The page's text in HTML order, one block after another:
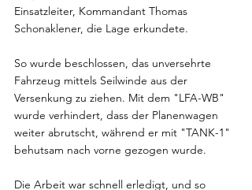
Einsatzleiter, Kommandant Thomas
Schonaklener, die Lage erkundete.
So wurde beschlossen, das unversehrte
Fahrzeug mittels Seilwinde aus der
Versenkung zu ziehen. Mit dem "LFA-WB"
wurde verhindert, dass der Planenwagen
weiter abrutscht, während er mit "TANK-1"
behutsam nach vorne gezogen wurde.
Die Arbeit war schnell erledigt, und so